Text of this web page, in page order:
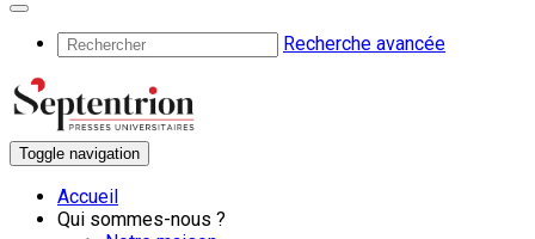
Recherche avancée
Toggle navigation
Accueil
Qui sommes-nous ?